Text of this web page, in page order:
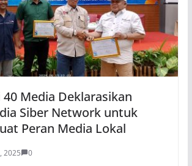
Media Deklarasikan
Siber Network untuk
Peran Media Lokal
2025 0